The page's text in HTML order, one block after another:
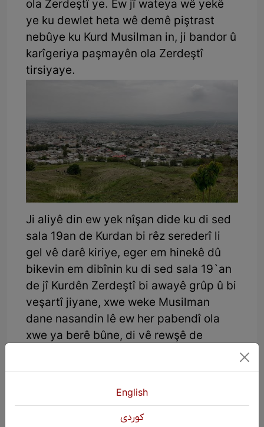
ola Zerdeştî ye. Ew jî wateya wê yekê
ye ku dewlet heta wê demê piştrast
nebûye ku Kurd Musilman in, ji bandor û
karîgeriya paşmayên ola Zerdeştî
tirsiyaye.
Ji aliyê din ew yek nîşan dide ku di sed
sala 19an de Kurdan bi rêz serederî li
gel vê darê kiriye, eger em hinekê dû
bikevin em dibînin ku di sed sala 19`an
de jî Kurdên Zerdeştî bi awayê grûp û bi
veşartî jiyane, xwe weke Musilman
dane nasandin lê ew her pabendî ola
xwe ya berê bûne, di vê rewşê de
karîne sembolên xwe yên din weke dara
Hewrisê biparêzin. Ew jî nîşan dide ku
wê demê Kurdan jî wek Şîeyan planek
hebûne ku baweriya xwe veşêrin û xwe
English
كوردی